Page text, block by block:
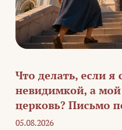
Что делать, если я
невидимкой, а мой
церковь? Письмо
05.08.2026